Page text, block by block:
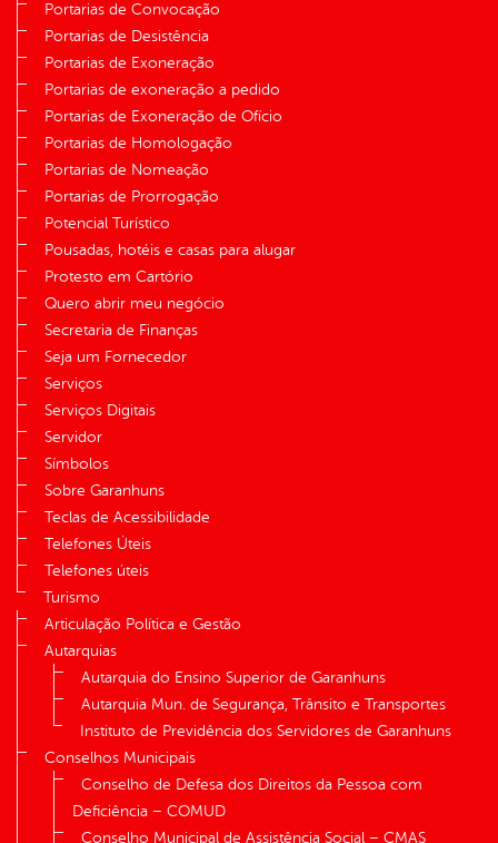
Portarias de Convocação
Portarias de Desistência
Portarias de Exoneração
Portarias de exoneração a pedido
Portarias de Exoneração de Ofício
Portarias de Homologação
Portarias de Nomeação
Portarias de Prorrogação
Potencial Turístico
Pousadas, hotéis e casas para alugar
Protesto em Cartório
Quero abrir meu negócio
Secretaria de Finanças
Seja um Fornecedor
Serviços
Serviços Digitais
Servidor
Símbolos
Sobre Garanhuns
Teclas de Acessibilidade
Telefones Úteis
Telefones úteis
Turismo
Articulação Política e Gestão
Autarquias
Autarquia do Ensino Superior de Garanhuns
Autarquia Mun. de Segurança, Trânsito e Transportes
Instituto de Previdência dos Servidores de Garanhuns
Conselhos Municipais
Conselho de Defesa dos Direitos da Pessoa com
Deficiência – COMUD
Conselho Municipal de Assistência Social – CMAS